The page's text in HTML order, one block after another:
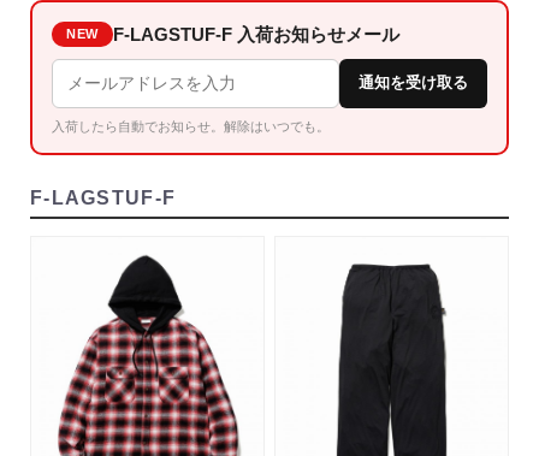
NEW F-LAGSTUF-F 入荷お知らせメール
通知を受け取る
入荷したら自動でお知らせ。解除はいつでも。
F-LAGSTUF-F